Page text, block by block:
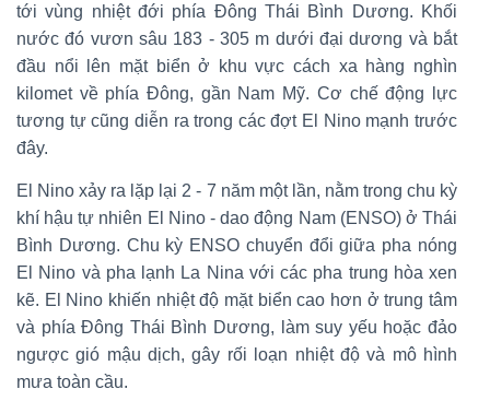
tới vùng nhiệt đới phía Đông Thái Bình Dương. Khối
nước đó vươn sâu 183 - 305 m dưới đại dương và bắt
đầu nổi lên mặt biển ở khu vực cách xa hàng nghìn
kilomet về phía Đông, gần Nam Mỹ. Cơ chế động lực
tương tự cũng diễn ra trong các đợt El Nino mạnh trước
đây.
El Nino xảy ra lặp lại 2 - 7 năm một lần, nằm trong chu kỳ
khí hậu tự nhiên El Nino - dao động Nam (ENSO) ở Thái
Bình Dương. Chu kỳ ENSO chuyển đổi giữa pha nóng
El Nino và pha lạnh La Nina với các pha trung hòa xen
kẽ. El Nino khiến nhiệt độ mặt biển cao hơn ở trung tâm
và phía Đông Thái Bình Dương, làm suy yếu hoặc đảo
ngược gió mậu dịch, gây rối loạn nhiệt độ và mô hình
mưa toàn cầu.